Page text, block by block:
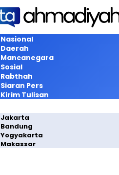
Nasional
Daerah
Mancanegara
Sosial
Rabthah
Siaran Pers
Kirim Tulisan
Jakarta
Bandung
Yogyakarta
Makassar